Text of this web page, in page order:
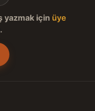
yazmak için üye
.